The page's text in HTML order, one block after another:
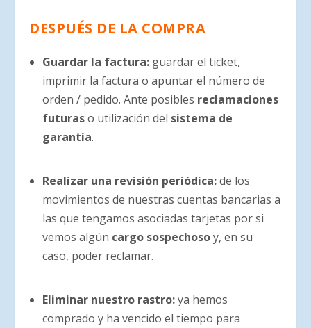
DESPUÉS DE LA COMPRA
Guardar la factura:guardar el ticket,
imprimir la factura o apuntar el número de
orden / pedido. Ante posibles reclamaciones
futuraso utilización del sistema de
garantía.
Realizar una revisión periódica:de los
movimientos de nuestras cuentas bancarias a
las que tengamos asociadas tarjetas por si
vemos algún cargo sospechosoy, en su
caso, poder reclamar.
Eliminar nuestro rastro:ya hemos
comprado y ha vencido el tiempo para